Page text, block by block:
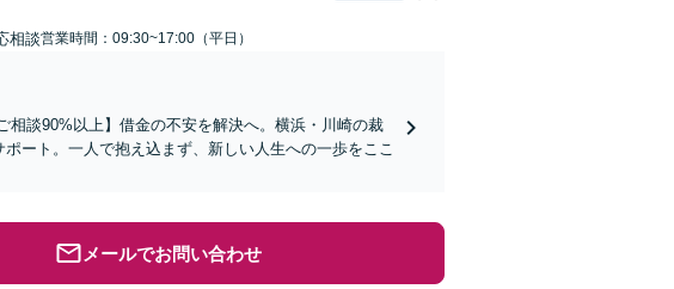
相談営業時間：09:30~17:00（平日）
相談90%以上】借金の不安を解決へ。横浜・川崎の裁
ート。一人で抱え込まず、新しい人生への一歩をここ
メールでお問い合わせ